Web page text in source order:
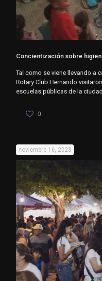
Concientización sobre
Tal como se viene llevando a
Rotary Club Hernando
escuelas públicas de la ciudad.
0
noviembre 16, 2023